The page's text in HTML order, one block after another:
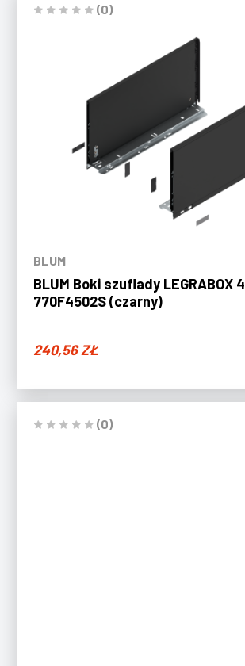
(0)
BLUM
BLUM Boki szuflady LEGRABOX
770F4502S (czarny)
240,56ZŁ
(0)